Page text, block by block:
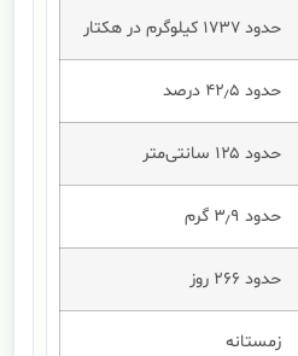
حدود ۱۷۳۷ کیلوگرم در هکتار
حدود ۴۲٫۵ درصد
حدود ۱۲۵ سانتی‌متر
حدود ۳٫۹ گرم
حدود ۲۶۶ روز
زمستانه